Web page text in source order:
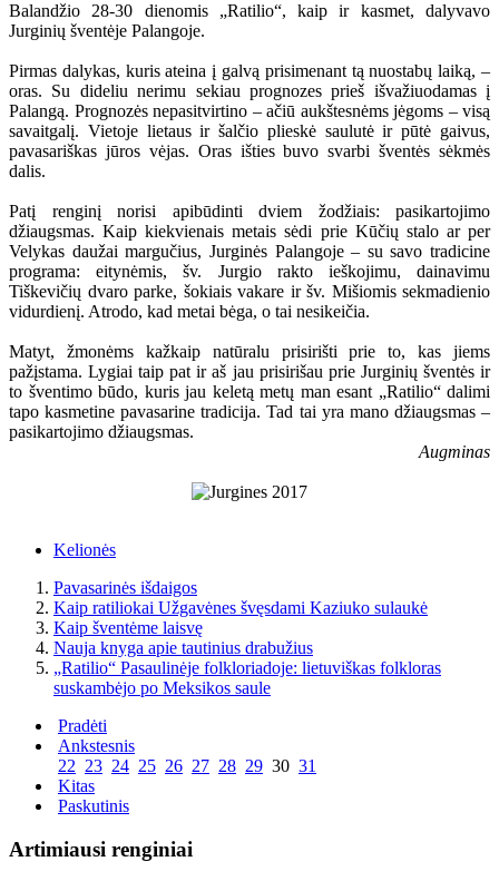
Balandžio 28-30 dienomis „Ratilio“, kaip ir kasmet, dalyvavo
Jurginių šventėje Palangoje.
Pirmas dalykas, kuris ateina į galvą prisimenant tą nuostabų laiką, –
oras. Su dideliu nerimu sekiau prognozes prieš išvažiuodamas į
Palangą. Prognozės nepasitvirtino – ačiū aukštesnėms jėgoms – visą
savaitgalį. Vietoje lietaus ir šalčio plieskė saulutė ir pūtė gaivus,
pavasariškas jūros vėjas. Oras išties buvo svarbi šventės sėkmės
dalis.
Patį renginį norisi apibūdinti dviem žodžiais: pasikartojimo
džiaugsmas. Kaip kiekvienais metais sėdi prie Kūčių stalo ar per
Velykas daužai margučius, Jurginės Palangoje – su savo tradicine
programa: eitynėmis, šv. Jurgio rakto ieškojimu, dainavimu
Tiškevičių dvaro parke, šokiais vakare ir šv. Mišiomis sekmadienio
vidurdienį. Atrodo, kad metai bėga, o tai nesikeičia.
Matyt, žmonėms kažkaip natūralu prisirišti prie to, kas jiems
pažįstama. Lygiai taip pat ir aš jau prisirišau prie Jurginių šventės ir
to šventimo būdo, kuris jau keletą metų man esant „Ratilio“ dalimi
tapo kasmetine pavasarine tradicija. Tad tai yra mano džiaugsmas –
pasikartojimo džiaugsmas.
Augminas
Kelionės
Pavasarinės išdaigos
Kaip ratiliokai Užgavėnes švęsdami Kaziuko sulaukė
Kaip šventėme laisvę
Nauja knyga apie tautinius drabužius
„Ratilio“ Pasaulinėje folkloriadoje: lietuviškas folkloras
suskambėjo po Meksikos saule
Pradėti
Ankstesnis
22 23 24 25 26 27 28 29 30 31
Kitas
Paskutinis
Artimiausi renginiai